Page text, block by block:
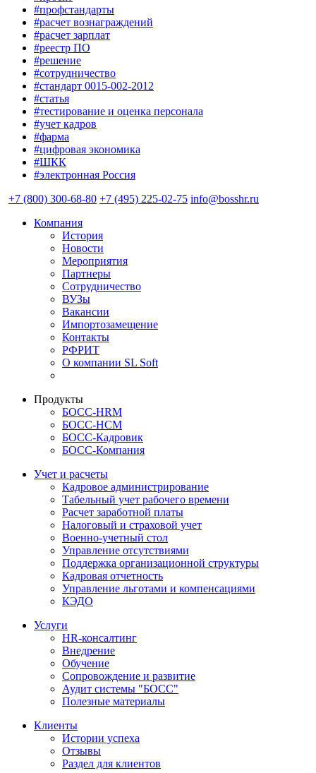
#профстандарты
#расчет вознаграждений
#расчет зарплат
#реестр ПО
#решение
#сотрудничество
#стандарт 0015-002-2012
#статья
#тестирование и оценка персонала
#учет кадров
#фарма
#цифровая экономика
#ШКК
#электронная Россия
+7 (800) 300-68-80 +7 (495) 225-02-75 info@bosshr.ru
Компания
История
Новости
Мероприятия
Партнеры
Сотрудничество
ВУЗы
Вакансии
Импортозамещение
Контакты
РФРИТ
О компании SL Soft
Продукты
БОСС-HRM
БОСС-HCM
БОСС-Кадровик
БОСС-Компания
Учет и расчеты
Кадровое администрирование
Табельный учет рабочего времени
Расчет заработной платы
Налоговый и страховой учет
Военно-учетный стол
Управление отсутствиями
Поддержка организационной структуры
Кадровая отчетность
Управление льготами и компенсациями
КЭДО
Услуги
HR-консалтинг
Внедрение
Обучение
Сопровождение и развитие
Аудит системы "БОСС"
Полезные материалы
Клиенты
Истории успеха
Отзывы
Раздел для клиентов